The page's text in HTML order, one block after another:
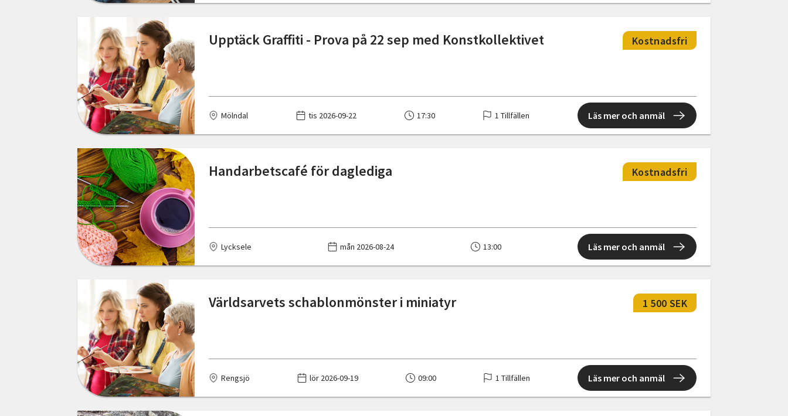
Edsbruk
Eksjö
Emmaboda
Enköping
Enviken
Eskilstuna
Eslöv
Falkenberg
Falun
Figeholm
Fjällbacka
Fjärdhundra
Floda
Upptäck Graffiti - Prova på 22 sep med Konstkollektivet Kostnadsfri
Mölndal tis 2026-09-22 17:30 1 Tillfällen Läs mer och anmäl
Handarbetscafé för daglediga Kostnadsfri
Lycksele mån 2026-08-24 13:00 Läs mer och anmäl
Världsarvets schablonmönster i miniatyr 1 500 SEK
Rengsjö lör 2026-09-19 09:00 1 Tillfällen Läs mer och anmäl